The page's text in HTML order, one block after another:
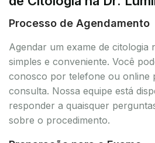
Processo de Agendamento
Agendar um exame de citologia
simples e conveniente. Você
conosco por telefone ou online
consulta. Nossa equipe está
responder a quaisquer
sobre o procedimento.